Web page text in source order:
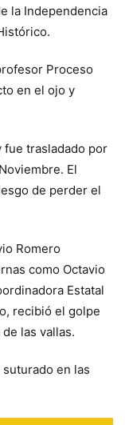
la Independencia
Proceso
en el ojo y
fue trasladado por
El
de perder el
Romero
como Octavio
Estatal
recibió el golpe
las vallas.
en las